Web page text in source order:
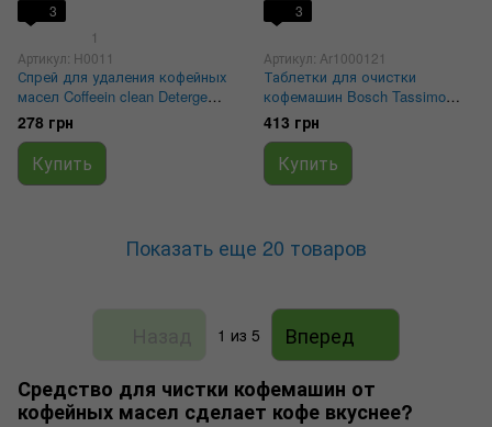
3
1
Артикул: H0011
Спрей для удаления кофейных
масел Coffeein clean Detergent
400мл
278 грн
Купить
3
Артикул: Ar1000121
Таблетки для очистки
кофемашин Bosch Tassimo
TCZ6004 4 шт
413 грн
Купить
Показать еще 20 товаров
1 из 5
Вперед
Средство для чистки кофемашин от
кофейных масел сделает кофе вкуснее?